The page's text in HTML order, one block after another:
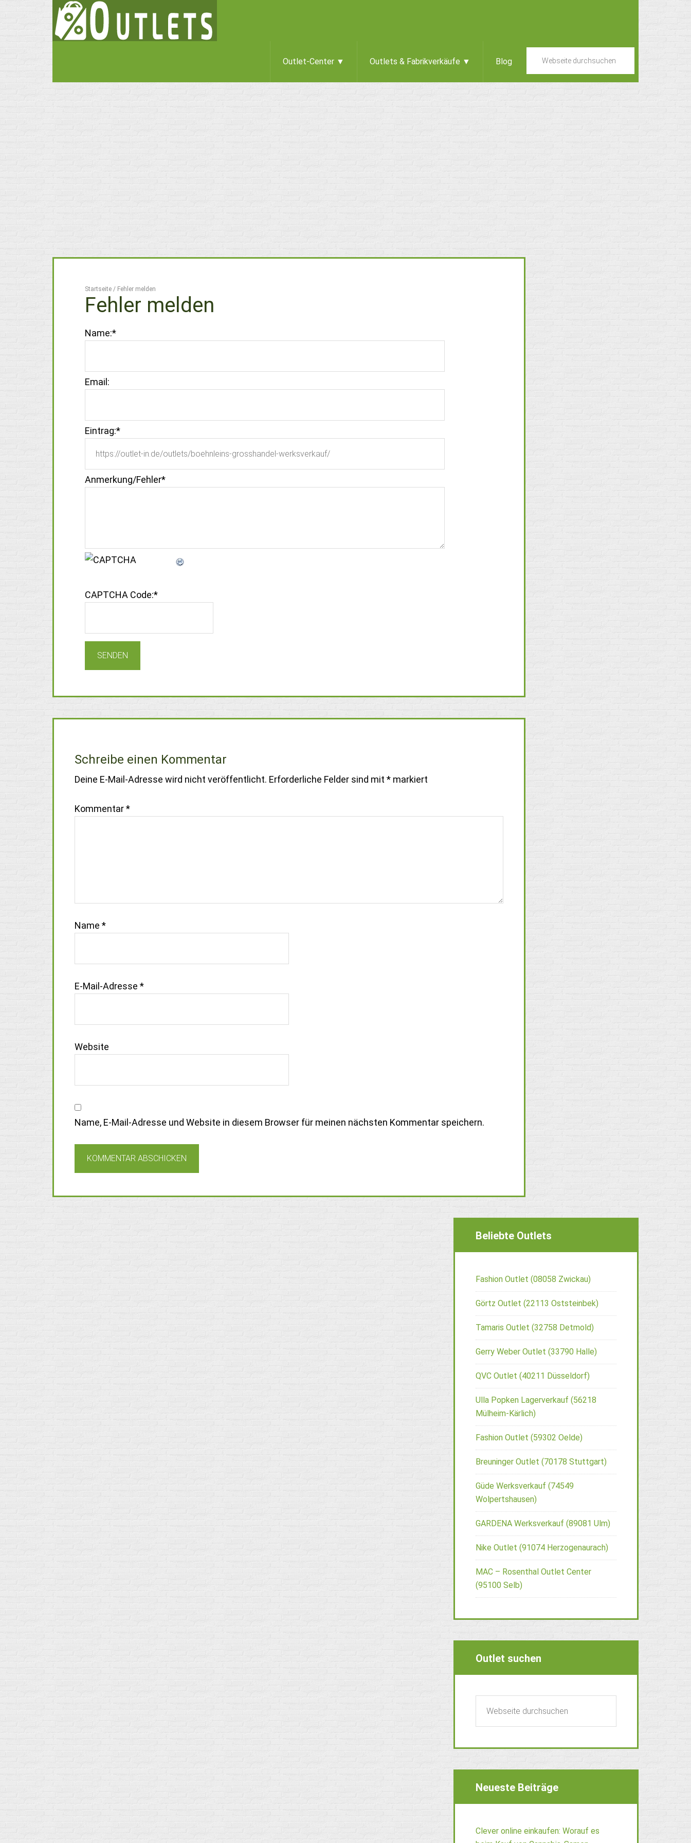
Outlet-Center ▼ Outlets & Fabrikverkäufe ▼ Blog
Startseite / Fehler melden
Fehler melden
Name:*
Email:
Eintrag:*
Anmerkung/Fehler*
CAPTCHA Code:*
Schreibe einen Kommentar
Deine E-Mail-Adresse wird nicht veröffentlicht. Erforderliche Felder sind mit * markiert
Kommentar*
Name *
E-Mail-Adresse *
Website
Name, E-Mail-Adresse und Website in diesem Browser für meinen nächsten Kommentar speichern.
Beliebte Outlets
Fashion Outlet (08058 Zwickau)
Görtz Outlet (22113 Oststeinbek)
Tamaris Outlet (32758 Detmold)
Gerry Weber Outlet (33790 Halle)
QVC Outlet (40211 Düsseldorf)
Ulla Popken Lagerverkauf (56218
Mülheim-Kärlich)
Fashion Outlet (59302 Oelde)
Breuninger Outlet (70178 Stuttgart)
Güde Werksverkauf (74549
Wolpertshausen)
GARDENA Werksverkauf (89081 Ulm)
Nike Outlet (91074 Herzogenaurach)
MAC – Rosenthal Outlet Center
(95100 Selb)
Outlet suchen
Neueste Beiträge
Clever online einkaufen: Worauf es